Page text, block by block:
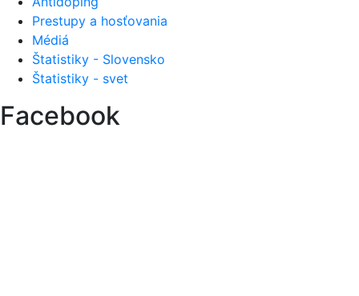
Prestupy a hosťovania
Médiá
Štatistiky - Slovensko
Štatistiky - svet
Facebook